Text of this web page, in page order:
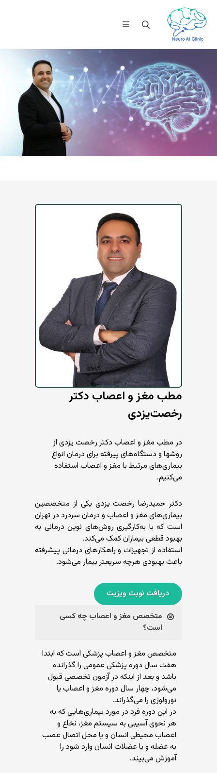
مطب مغز و اعصاب دکتر
رخصت‌یزدی
در مطب مغز و اعصاب دکتر رخصت یزدی از
روشها و دستگاه‌های پیرفته برای درمان انواع
بیماری‌های مرتبط با مغز و اعصاب استفاده
می‌کنیم.
دکتر حمیدرضا رخصت یزدی یکی از متخصصین
بیماری‌های مغز و اعصاب و درمان سردرد در تهران
است که با به‌کارگیری روش‌های نوین درمانی به
بهبود قطعی بیماران کمک می‌کند.
استفاده از تجهیزات و راهکارهای درمانی پیشرفته
باعث بهبودی هرچه سریعتر بیمار می‌شود.
دریافت نوبت ویزیت
متخصص مغز و اعصاب چه کسی
است؟
متخصص مغز و اعصاب پزشکی است که ابتدا
هفت سال دوره پزشکی عمومی را گذرانده
باشد و بعد از اینکه در آزمون تخصصی قبول
می‌شود، چهار سال دوره مغز و اعصاب یا
نورولوژی را می‌گذراند.
در این دوره فرد در مورد بیماری‌هایی که به
هر نحوی آسیبی به سیستم مغز، نخاع و
اعصاب محیطی انسان و یا محل اتصال عصب
به عضله و یا عضلات انسان وارد شود را
آموزش می‌بیند.